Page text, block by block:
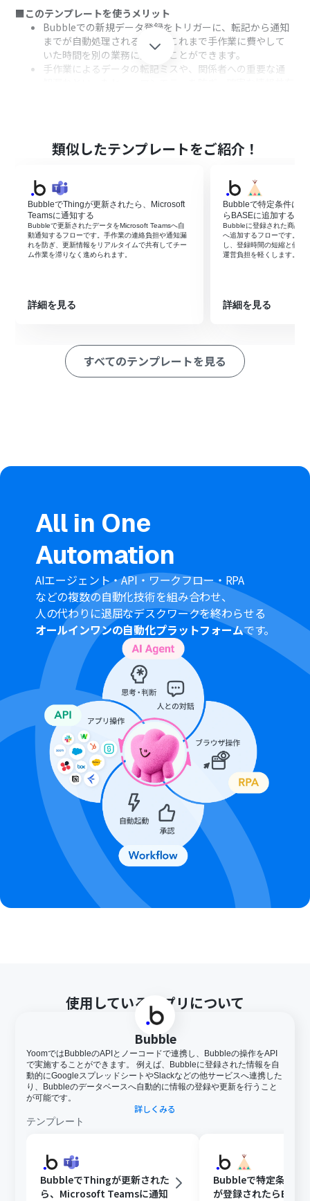
■このテンプレートを使うメリット
Bubbleでの新規データ登録をトリガーに、転記から通知
までが自動処理されるため、これまで手作業に費やして
いた時間を別の業務に充てることができます。
手作業によるデータの転記ミスや、関係者への重要な通
連携します。
次に、トリガーでBubbleを選択し、「Thingが作成され
次に、オペレーションでGoogle スプレッドシートの「レ
コードを追加する」アクションを設定し、Bubbleから取
得した情報を登録します。
最後に、オペレーションでYoomの「メールを送る」アク
ションを設定し、担当者へ新規登録があった旨を通知し
ます。
ション
の項目で、通知の対象としたい任意のデータタイプ名を設
定してください。
Google スプレッドシートでレコードを追加するアクショ
トリガーは5分、10分、15分、30分、60分の間隔で起動
BubbleのアウトプットはJSONPathから取得可能です。
取得方法は「
『取得する値』を追加する方法
ください。
類似したテンプレートをご紹介！
BubbleでThingが更新されたら、Microsoft
Teamsに通知する
Bubbleで更新されたデータをMicrosoft Teamsへ自
動通知するフローです。手作業の連絡負担や通知漏
れを防ぎ、更新情報をリアルタイムで共有してチー
ム作業を滞りなく進められます。
詳細を見る
Bubbleで特定条件に
らBASEに追加する
Bubbleに登録された商品
へ追加するフローです。手
し、登録時間の短縮と価格
運営負担を軽くします。
詳細を見る
すべてのテンプレートを見る
All in One
Automation
AIエージェント・API・ワークフロー・RPA
などの複数の自動化技術を組み合わせ、
人の代わりに退屈なデスクワークを終わらせる
オールインワンの自動化プラットフォームです。
使用しているアプリについて
Bubble
YoomではBubbleのAPIとノーコードで連携し、Bubbleの操作をAPI
で実施することができます。 例えば、Bubbleに登録された情報を自
動的にGoogleスプレッドシートやSlackなどの他サービスへ連携した
り、Bubbleのデータベースへ自動的に情報の登録や更新を行うこと
が可能です。
詳しくみる
テンプレート
BubbleでThingが更新された
ら、Microsoft Teamsに通知
Bubbleで特定条件に
が登録されたらBASE